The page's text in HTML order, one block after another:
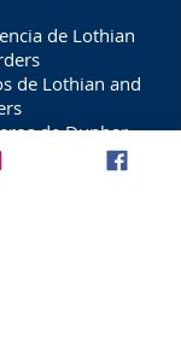
de Lothian
de Lothian and
de Dunbar
condesa